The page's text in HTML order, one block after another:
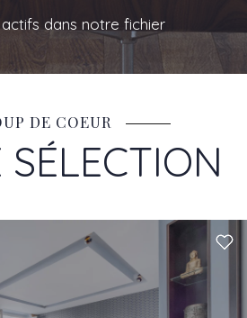
dans notre fichier
DE COEUR